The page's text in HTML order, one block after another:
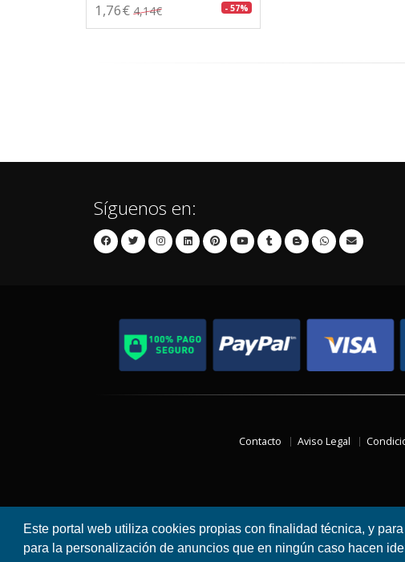
Este portal web utiliza cookies propias con finalidad técnica, y
para la personalización de anuncios que en ningún caso hacen
1,76€ 4,14€ - 57%
Síguenos en:
Contacto Aviso Legal